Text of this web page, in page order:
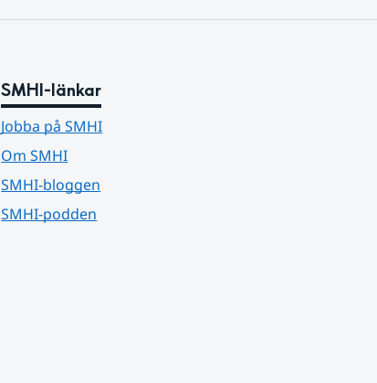
SMHI-länkar
Jobba på SMHI
Om SMHI
SMHI-bloggen
SMHI-podden